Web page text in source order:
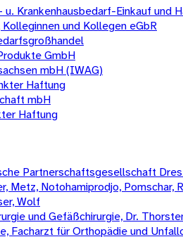
Krankenhausbedarf-Einkauf und
und Kollegen eGbR
GmbH
mbH (IWAG)
Haftung
mbH
Haftung
Partnerschaftsgesellschaft
Metz, Notohamiprodjo,
Wolf
und Gefäßchirurgie, Dr.
Facharzt für Orthopädie und